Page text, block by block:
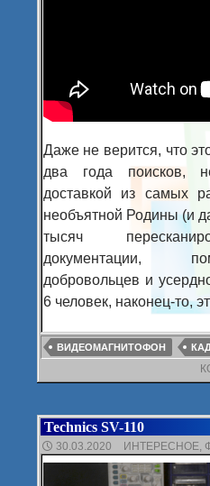
Даже не верится, что
два года поисков,
доставкой из самых
необъятной Родины (и
тысяч
документации,
добровольцев и
6 человек, наконец-то,
ВИДЕОМАГНИТОФОН
Technics SV-110
30.03.2020 ИНТЕРЕСНОЕ,